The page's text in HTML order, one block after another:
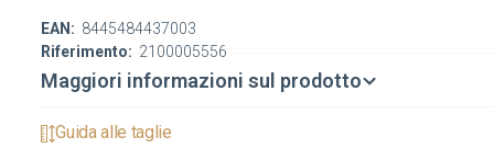
Riferimento: 2100005556
EAN: 8445484437003
Maggiori informazioni sul prodotto
Guida alle taglie